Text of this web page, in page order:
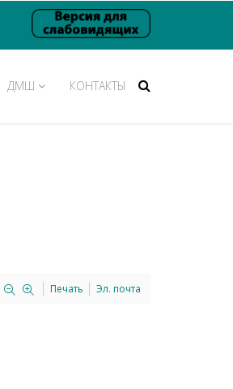
ДМШ КОНТАКТЫ
Печать Эл. почта